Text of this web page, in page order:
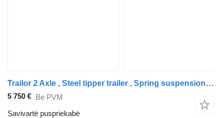
Trailor 2 Axle , Steel tipper trailer , Spring suspension , Drum brakes
5 750 € Be PVM
Savivartė puspriekabė